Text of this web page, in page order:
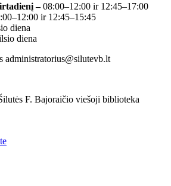
–08:00–12:00 ir 12:45–17:00
ir 12:45–15:45
diena
diena
administratorius@silutevb.lt
F. Bajoraičio viešoji biblioteka